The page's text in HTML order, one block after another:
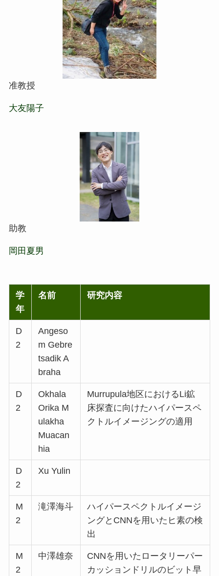
准教授
大友陽子
助教
岡田夏男
学
年
名前 研究内容
D
2
Angeso
m Gebre
tsadik A
braha
D
2
Okhala
Orika M
ulakha
Muacan
hia
Murrupula地区におけるLi鉱
床探査に向けたハイパースペ
クトルイメージングの適用
D
2
Xu Yulin
M
2
滝澤海斗
ハイパースペクトルイメージ
ングとCNNを用いたヒ素の検
出
M
2
中澤雄奈
CNNを用いたロータリーパー
カッションドリルのビット早